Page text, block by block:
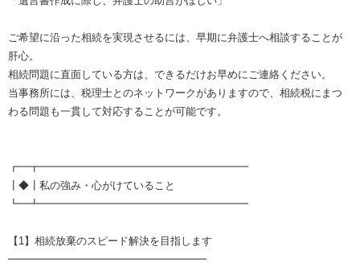
ご希望に沿った相続を実現させるには、早期に弁護士へ相談することが
肝心。
相続問題に直面している方は、できるだけお早めにご連絡ください。
当事務所には、税理士とのネットワークがありますので、相続税にまつ
わる問題も一貫して対応することが可能です。
┏━┳━━━━━━━━━━━━━━━━━━━━
┃◆┃私の強み・心がけていること
┗━┻━━━━━━━━━━━━━━━━━━━━
【1】相続放棄のスピード解決を目指します
━━━━━━━━━━━━━━━━━━━